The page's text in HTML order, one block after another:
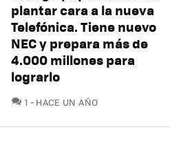
plantar cara a la nueva
Telefónica. Tiene nuevo
NEC y prepara más de
4.000 millones para
lograrlo
1 COMENTARIOS
HACE UN AÑO